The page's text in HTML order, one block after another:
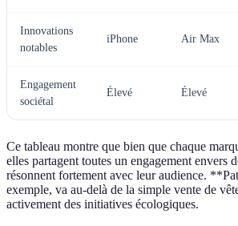
Innovations
notables
iPhone Air Max
Engagement
sociétal
Élevé Élevé
Ce tableau montre que bien que chaque
elles partagent toutes un engagement envers
résonnent fortement avec leur audience.
exemple, va au-delà de la simple vente de
activement des initiatives écologiques.